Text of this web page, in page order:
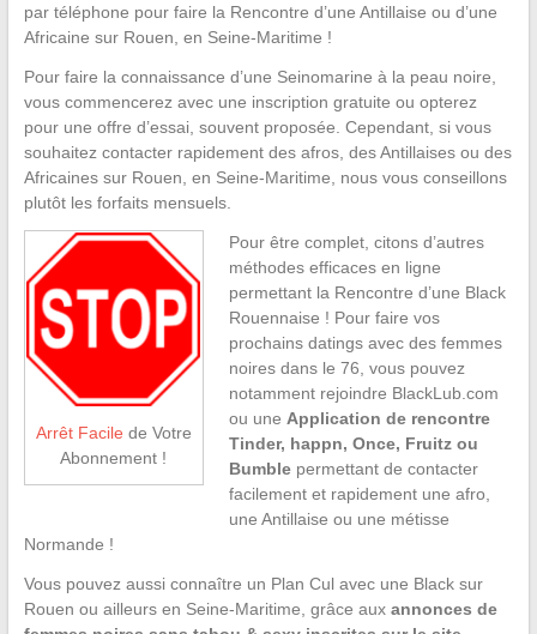
par téléphone pour faire la Rencontre d’une Antillaise ou d’une
Africaine sur Rouen, en Seine-Maritime !
Pour faire la connaissance d’une Seinomarine à la peau noire,
vous commencerez avec une inscription gratuite ou opterez
pour une offre d’essai, souvent proposée. Cependant, si vous
souhaitez contacter rapidement des afros, des Antillaises ou des
Africaines sur Rouen, en Seine-Maritime, nous vous conseillons
plutôt les forfaits mensuels.
Arrêt Facile de Votre
Abonnement !
Pour être complet, citons d’autres
méthodes efficaces en ligne
permettant la Rencontre d’une Black
Rouennaise ! Pour faire vos
prochains datings avec des femmes
noires dans le 76, vous pouvez
notamment rejoindre BlackLub.com
ou une Application de rencontre
Tinder, happn, Once, Fruitz ou
Bumblepermettant de contacter
facilement et rapidement une afro,
une Antillaise ou une métisse
Normande !
Vous pouvez aussi connaître un Plan Cul avec une Black sur
Rouen ou ailleurs en Seine-Maritime, grâce aux annonces de